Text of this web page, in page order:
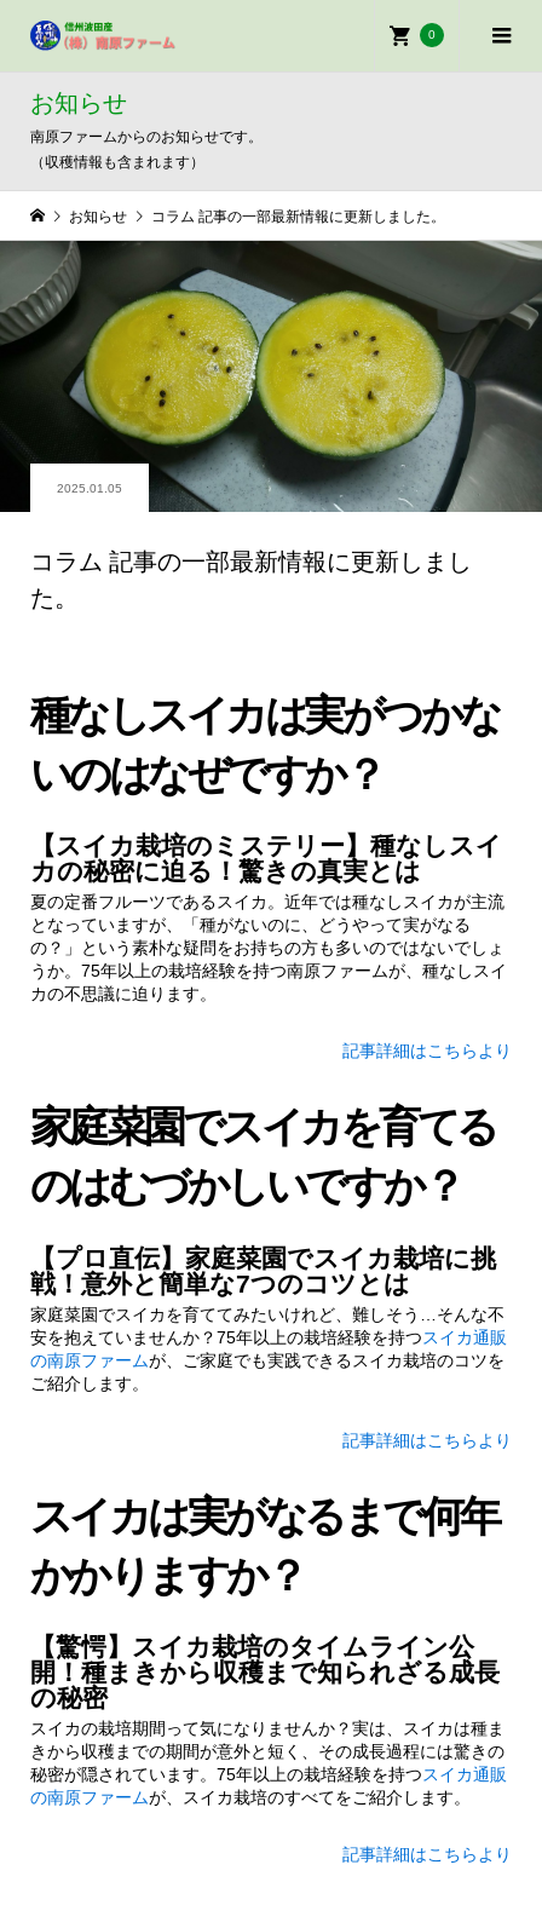
0
お知らせ
南原ファームからのお知らせです。
（収穫情報も含まれます）
お知らせ コラム 記事の一部最新情報に更新しました。
2025.01.05
コラム 記事の一部最新情報に更新しまし
た。
種なしスイカは実がつかな
いのはなぜですか？
【スイカ栽培のミステリー】種なしスイ
カの秘密に迫る！驚きの真実とは
夏の定番フルーツであるスイカ。近年では種なしスイカが主流
となっていますが、「種がないのに、どうやって実がなる
の？」という素朴な疑問をお持ちの方も多いのではないでしょ
うか。75年以上の栽培経験を持つ南原ファームが、種なしスイ
カの不思議に迫ります。
記事詳細はこちらより
家庭菜園でスイカを育てる
のはむづかしいですか？
【プロ直伝】家庭菜園でスイカ栽培に挑
戦！意外と簡単な7つのコツとは
家庭菜園でスイカを育ててみたいけれど、難しそう…そんな不
安を抱えていませんか？75年以上の栽培経験を持つスイカ通販
の南原ファームが、ご家庭でも実践できるスイカ栽培のコツを
ご紹介します。
記事詳細はこちらより
スイカは実がなるまで何年
かかりますか？
【驚愕】スイカ栽培のタイムライン公
開！種まきから収穫まで知られざる成長
の秘密
スイカの栽培期間って気になりませんか？実は、スイカは種ま
きから収穫までの期間が意外と短く、その成長過程には驚きの
秘密が隠されています。75年以上の栽培経験を持つスイカ通販
の南原ファームが、スイカ栽培のすべてをご紹介します。
記事詳細はこちらより